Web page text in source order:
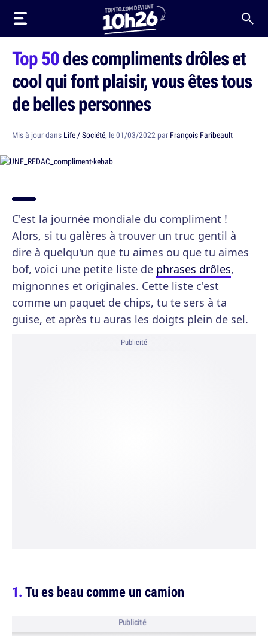
Top 50des compliments drôles et
cool qui font plaisir, vous êtes tous
de belles personnes
Mis à jour dans Life / Société, le 01/03/2022 par François Faribeault
C'est la journée mondiale du compliment !
Alors, si tu galères à trouver un truc gentil à
dire à quelqu'un que tu aimes ou que tu aimes
bof, voici une petite liste de phrases drôles,
mignonnes et originales. Cette liste c'est
comme un paquet de chips, tu te sers à ta
guise, et après tu auras les doigts plein de sel.
Publicité
Tu es beau comme un camion
Publicité